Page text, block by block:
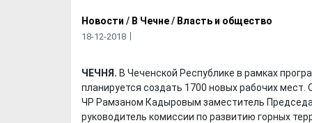
Новости / В Чечне/ Власть и общество
18-12-2018
ЧЕЧНЯ. В Чеченской Республике в рамках
планируется создать 1700 новых рабочих
ЧР Рамзаном Кадыровым заместитель
руководитель комиссии по развитию горных